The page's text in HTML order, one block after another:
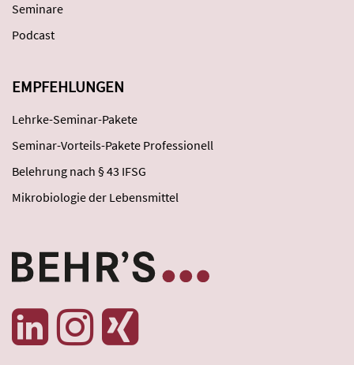
Seminare
Podcast
EMPFEHLUNGEN
Lehrke-Seminar-Pakete
Seminar-Vorteils-Pakete Professionell
Belehrung nach § 43 IFSG
Mikrobiologie der Lebensmittel